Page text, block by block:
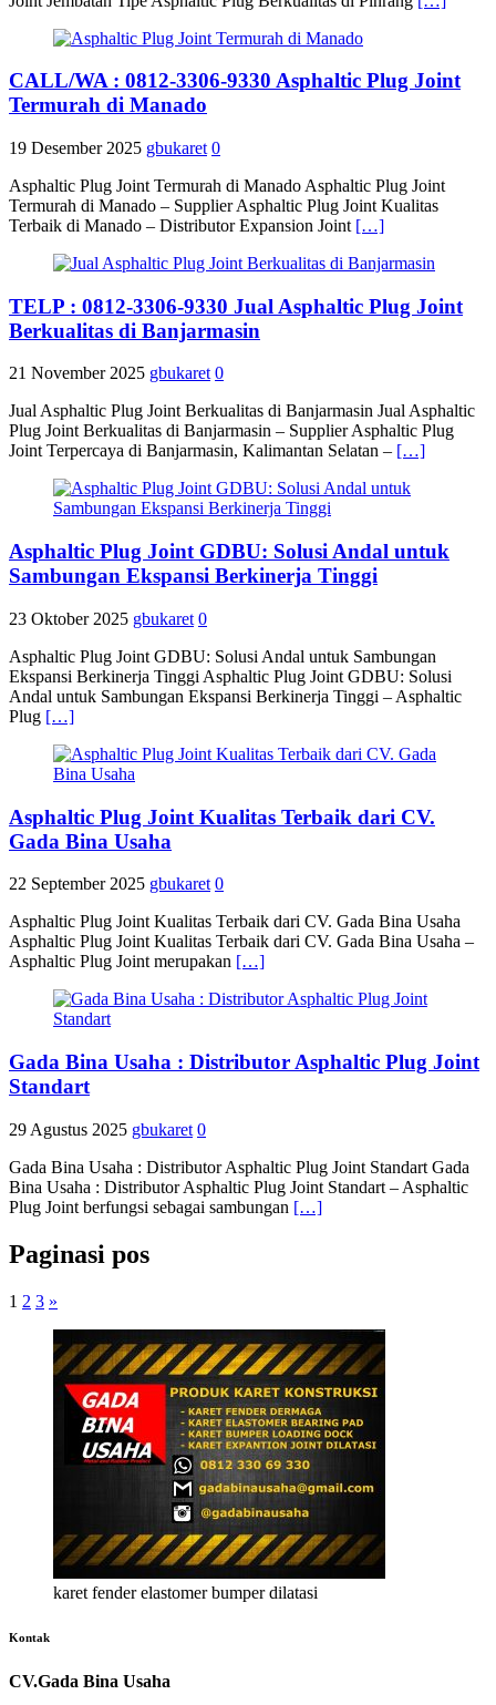
CALL/WA : 0812-3306-9330 Asphaltic Plug Joint
Termurah di Manado
19 Desember 2025 gbukaret 0
Asphaltic Plug Joint Termurah di Manado Asphaltic Plug Joint
Termurah di Manado – Supplier Asphaltic Plug Joint Kualitas
Terbaik di Manado – Distributor Expansion Joint […]
TELP : 0812-3306-9330 Jual Asphaltic Plug Joint
Berkualitas di Banjarmasin
21 November 2025 gbukaret 0
Jual Asphaltic Plug Joint Berkualitas di Banjarmasin Jual Asphaltic
Plug Joint Berkualitas di Banjarmasin – Supplier Asphaltic Plug
Joint Terpercaya di Banjarmasin, Kalimantan Selatan – […]
Asphaltic Plug Joint GDBU: Solusi Andal untuk
Sambungan Ekspansi Berkinerja Tinggi
23 Oktober 2025 gbukaret 0
Asphaltic Plug Joint GDBU: Solusi Andal untuk Sambungan
Ekspansi Berkinerja Tinggi Asphaltic Plug Joint GDBU: Solusi
Andal untuk Sambungan Ekspansi Berkinerja Tinggi – Asphaltic
Plug […]
Asphaltic Plug Joint Kualitas Terbaik dari CV.
Gada Bina Usaha
22 September 2025 gbukaret 0
Asphaltic Plug Joint Kualitas Terbaik dari CV. Gada Bina Usaha
Asphaltic Plug Joint Kualitas Terbaik dari CV. Gada Bina Usaha –
Asphaltic Plug Joint merupakan […]
Gada Bina Usaha : Distributor Asphaltic Plug Joint
Standart
29 Agustus 2025 gbukaret 0
Gada Bina Usaha : Distributor Asphaltic Plug Joint Standart Gada
Bina Usaha : Distributor Asphaltic Plug Joint Standart – Asphaltic
Plug Joint berfungsi sebagai sambungan […]
Paginasi pos
1 2 3 »
karet fender elastomer bumper dilatasi
Kontak
CV.Gada Bina Usaha